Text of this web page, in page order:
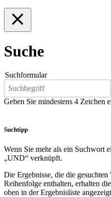
Suche
Suchformular
Geben Sie mindestens 4 Zeichen
Suchtipp
Wenn Sie mehr als ein Suchwort
„UND“ verknüpft.
Die Ergebnisse, die die
Reihenfolge enthalten, erhalten
oben in der Ergebnisliste